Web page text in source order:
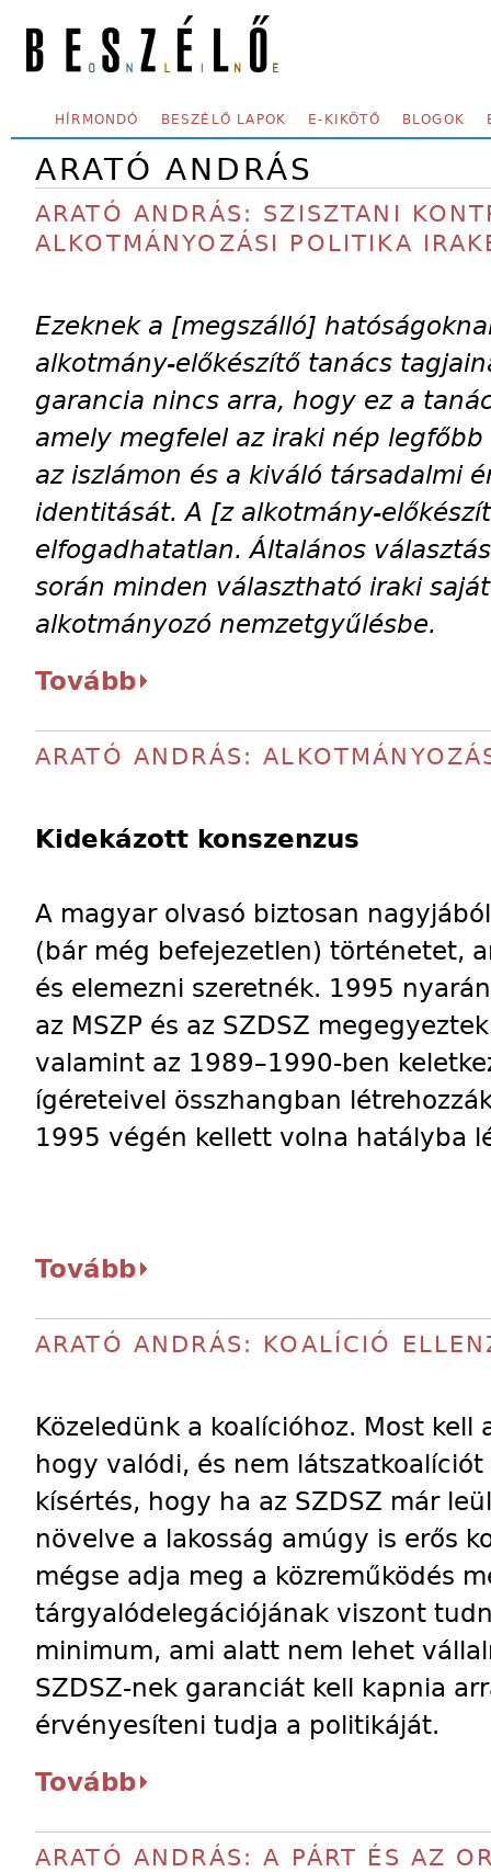
SECONDARY MENU
HÍRMONDÓ BESZÉLŐ LAPOK E-KIKÖTŐ BLOGOK
ARATÓ ANDRÁS
ARATÓ ANDRÁS: SZISZTANI
ALKOTMÁNYOZÁSI POLITIKA
Ezeknek a [megszálló]
alkotmány-előkészítő tanács
garancia nincs arra, hogy ez a
amely megfelel az iraki nép
az iszlámon és a kiváló társadalmi
identitását. A [z alkotmány-
elfogadhatatlan. Általános
során minden választható iraki
alkotmányozó nemzetgyűlésbe.
Tovább
ARATÓ ANDRÁS:
Kidekázott konszenzus
A magyar olvasó biztosan
(bár még befejezetlen) történetet,
és elemezni szeretnék. 1995
az MSZP és az SZDSZ
valamint az 1989–1990-ben
ígéreteivel összhangban
1995 végén kellett volna hatályba
Tovább
ARATÓ ANDRÁS: KOALÍCIÓ
Közeledünk a koalícióhoz. Most kell
hogy valódi, és nem
kísértés, hogy ha az SZDSZ már
növelve a lakosság amúgy is erős
mégse adja meg a közreműködés
tárgyalódelegációjának viszont
minimum, ami alatt nem lehet
SZDSZ-nek garanciát kell kapnia
érvényesíteni tudja a politikáját.
Tovább
ARATÓ ANDRÁS: A PÁRT ÉS AZ